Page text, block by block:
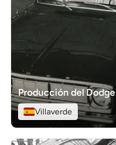
Producción del Dodge
Villaverde